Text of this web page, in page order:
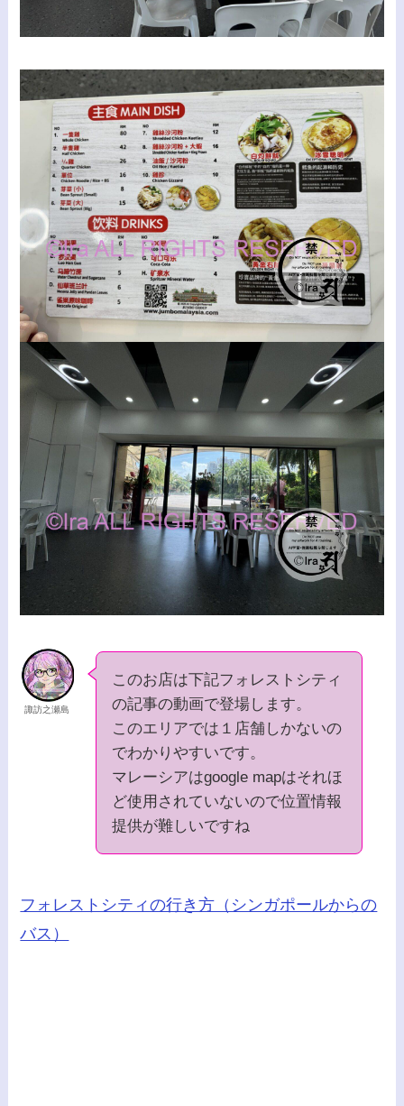
諏訪之瀬島
このお店は下記フォレストシティ
の記事の動画で登場します。
このエリアでは１店舗しかないの
でわかりやすいです。
マレーシアはgoogle mapはそれほ
ど使用されていないので位置情報
提供が難しいですね
フォレストシティの行き方（シンガポールからの
バス）